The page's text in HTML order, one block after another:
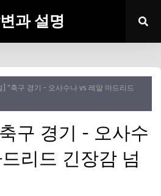
과 설명
] "축구 경기 - 오사수나 vs 레알 마드리드
구 경기 - 오사수
리드 긴장감 넘